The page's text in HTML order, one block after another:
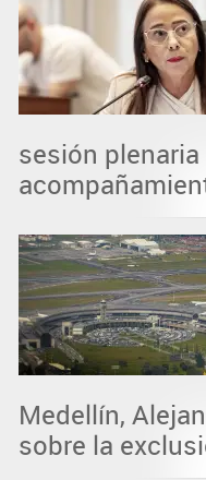
sesión
Medellín,
sobre la